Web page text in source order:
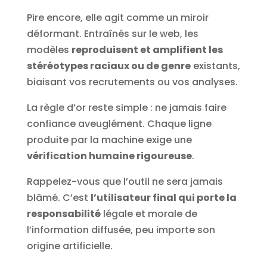
Pire encore, elle agit comme un miroir
déformant. Entraînés sur le web, les
modèles reproduisent et amplifient les
stéréotypes raciaux ou de genreexistants,
biaisant vos recrutements ou vos analyses.
La règle d’or reste simple : ne jamais faire
confiance aveuglément. Chaque ligne
produite par la machine exige une
vérification humaine rigoureuse.
Rappelez-vous que l’outil ne sera jamais
blâmé. C’est l’utilisateur final qui porte la
responsabilitélégale et morale de
l’information diffusée, peu importe son
origine artificielle.